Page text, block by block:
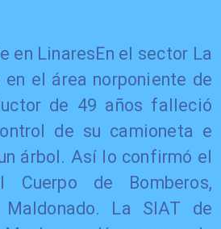
en LinaresEn el sector La
en el área norponiente de
de 49 años falleció
de su camioneta e
árbol. Así lo confirmó el
Cuerpo de Bomberos,
Maldonado. La SIAT de